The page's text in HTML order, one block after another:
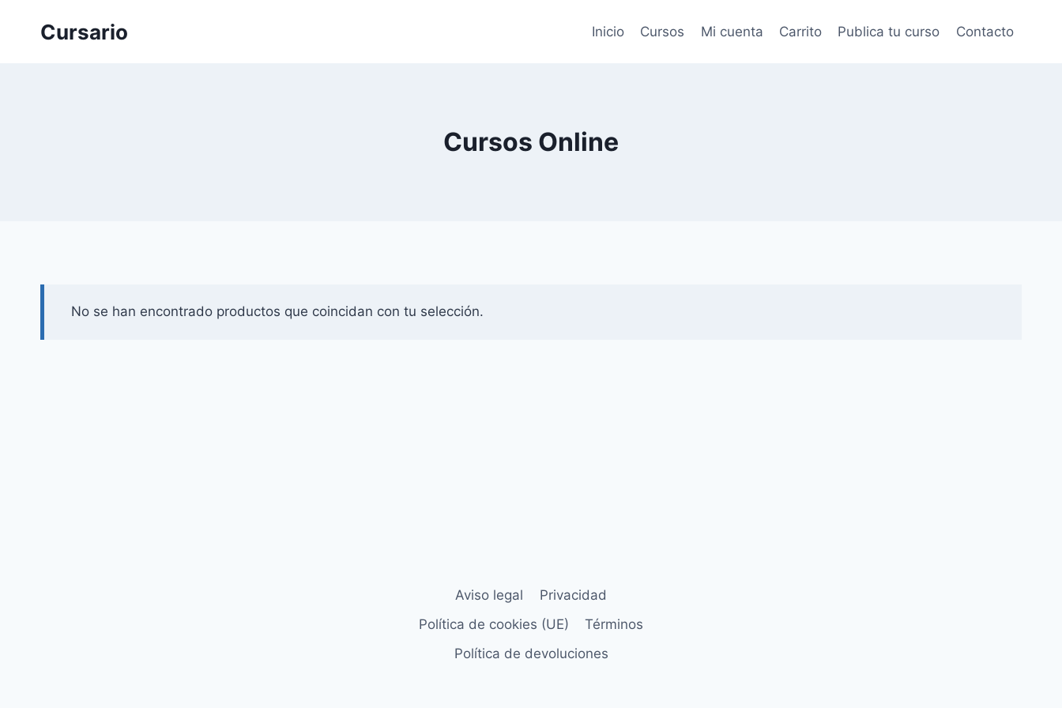
Cursario Inicio Cursos Mi cuenta Carrito Publica tu curso Contacto
Cursos Online
No se han encontrado productos que coincidan con tu selección.
Aviso legal
Privacidad
Política de cookies (UE)
Términos
Política de devoluciones